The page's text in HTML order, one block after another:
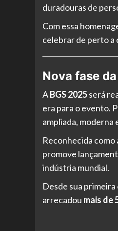
duradouras de
Com essa
celebrar de perto a
Nova fase
ABGS 2025será
era para o evento.
ampliada, moderna
Reconhecida como
promove
indústria mundial.
Desde sua primeira
arrecadou mais de